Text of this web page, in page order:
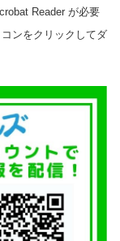
Reader が必要
ンをクリックしてダ